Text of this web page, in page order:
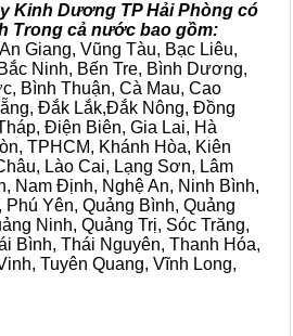
Kinh Dương TP Hải Phòng có
Trong cả nước bao gồm:
Giang, Vũng Tàu, Bạc Liêu,
Ninh, Bến Tre, Bình Dương,
Bình Thuận, Cà Mau, Cao
Đắk Lắk,Đắk Nông, Đồng
Điện Biên, Gia Lai, Hà
TPHCM, Khánh Hòa, Kiên
Lào Cai, Lạng Sơn, Lâm
Nam Định, Nghệ An, Ninh Bình,
Phú Yên, Quảng Bình, Quảng
Ninh, Quảng Trị, Sóc Trăng,
Bình, Thái Nguyên, Thanh Hóa,
Tuyên Quang, Vĩnh Long,